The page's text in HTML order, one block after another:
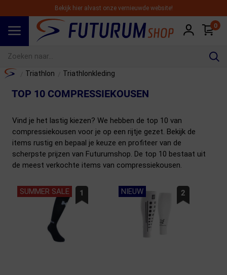
Bekijk hier alvast onze vernieuwde website!
0
Home Triathlon Triathlonkleding
TOP 10 COMPRESSIEKOUSEN
Vind je het lastig kiezen? We hebben de top 10 van
compressiekousen voor je op een rijtje gezet. Bekijk de
items rustig en bepaal je keuze en profiteer van de
scherpste prijzen van Futurumshop. De top 10 bestaat uit
de meest verkochte items van compressiekousen.
SUMMER SALE 1 NIEUW 2